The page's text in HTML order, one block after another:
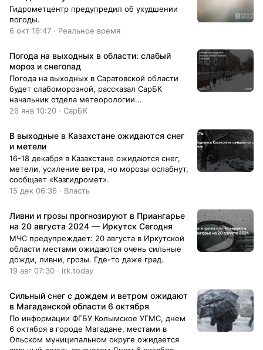
Гидрометцентр предупредил об ухудшении
погоды.
6 окт 16:47 · Реальное время
Погода на выходных в области: слабый
мороз и снегопад
Погода на выходных в Саратовской области
будет слабоморозной, рассказал СарБК
начальник отдела метеорологии...
26 янв 10:20 · СарБК
В выходные в Казахстане ожидаются снег
и метели
16-18 декабря в Казахстане ожидаются снег,
метели, усиление ветра, но морозы ослабнут,
сообщает «Казгидромет».
15 дек 06:36 · Власть
Ливни и грозы прогнозируют в Приангарье
на 20 августа 2024 — Иркутск Сегодня
МЧС предупреждает: 20 августа в Иркутской
области местами ожидаются очень сильные
дожди, ливни, грозы. Где-то даже град.
19 авг 07:30 · irk.today
Сильный снег с дождем и ветром ожидают
в Магаданской области 6 октября
По информации ФГБУ Колымское УГМС, днем
6 октября в городе Магадане, местами в
Ольском муниципальном округе ожидается